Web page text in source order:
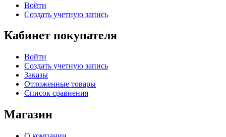
Войти
Создать учетную запись
Кабинет покупателя
Войти
Создать учетную запись
Заказы
Отложенные товары
Список сравнения
Магазин